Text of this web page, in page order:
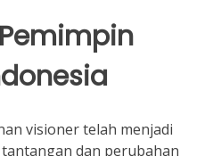
visioner telah menjadi
dan perubahan